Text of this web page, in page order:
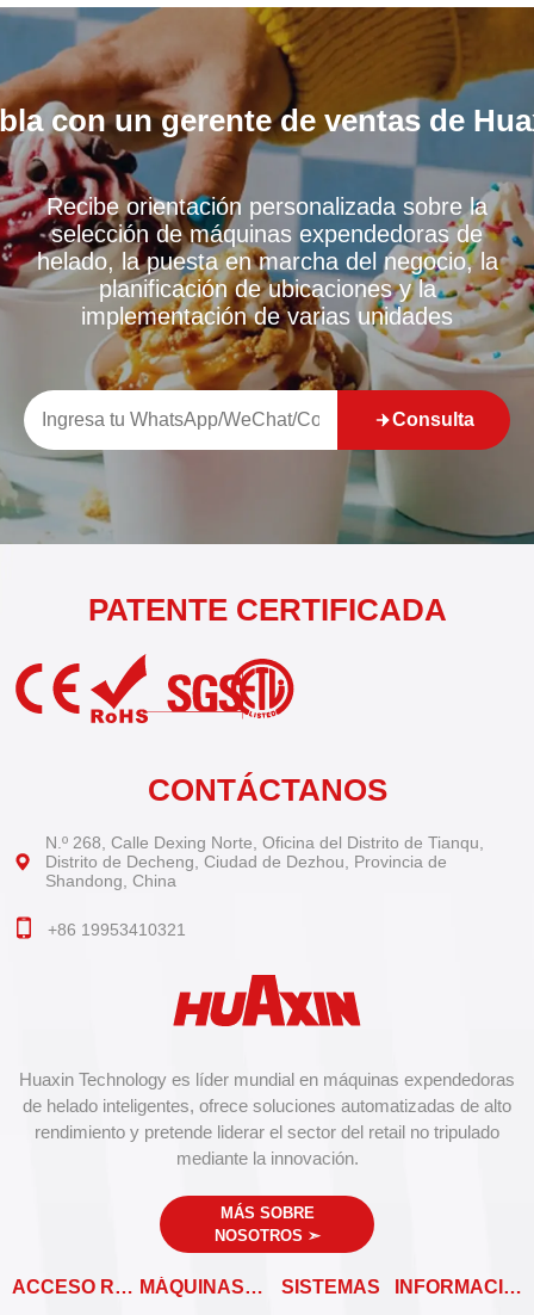
con un gerente de ventas de
Recibe orientación personalizada sobre la
selección de máquinas expendedoras de
helado, la puesta en marcha del negocio, la
planificación de ubicaciones y la
implementación de varias unidades
Consulta
Huaxin Technology es líder mundial en máquinas expendedoras
de helado inteligentes, ofrece soluciones automatizadas de alto
rendimiento y pretende liderar el sector del retail no tripulado
mediante la innovación.
MÁS SOBRE
NOSOTROS ➣
ACCESO RÁPIDO MÁQUINAS EXPENDEDORAS SISTEMAS INFORMACIÓN
PATENTE CERTIFICADA
CONTÁCTANOS
N.º 268, Calle Dexing Norte, Oficina del Distrito de Tianqu,
Distrito de Decheng, Ciudad de Dezhou, Provincia de
Shandong, China
+86 19953410321